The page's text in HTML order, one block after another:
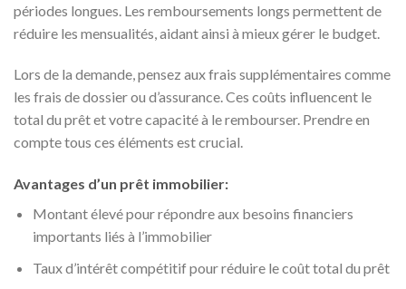
périodes longues. Les remboursements longs permettent de
réduire les mensualités, aidant ainsi à mieux gérer le budget.
Lors de la demande, pensez aux frais supplémentaires comme
les frais de dossier ou d’assurance. Ces coûts influencent le
total du prêt et votre capacité à le rembourser. Prendre en
compte tous ces éléments est crucial.
Avantages d’un prêt immobilier:
Montant élevé pour répondre aux besoins financiers
importants liés à l’immobilier
Taux d’intérêt compétitif pour réduire le coût total du prêt